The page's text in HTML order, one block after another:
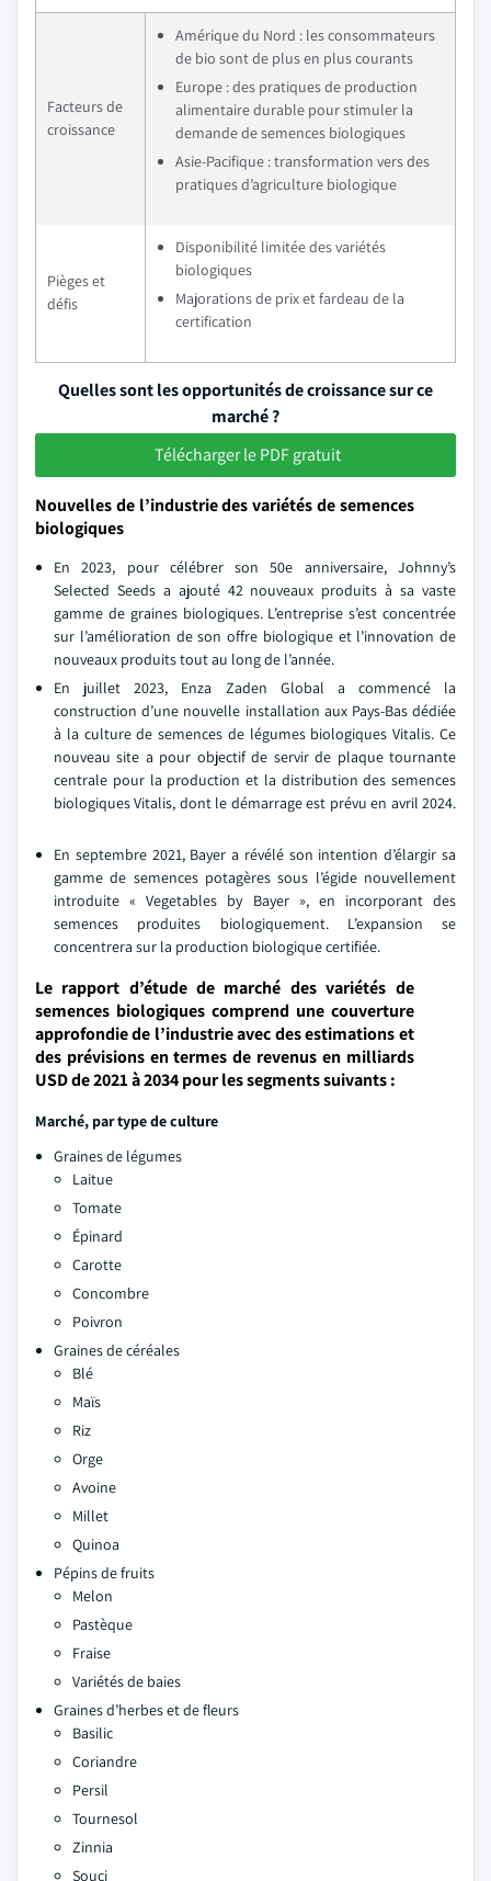
Facteurs de
croissance
Amérique du Nord : les consommateurs
de bio sont de plus en plus courants
Europe : des pratiques de production
alimentaire durable pour stimuler la
demande de semences biologiques
Asie-Pacifique : transformation vers des
pratiques d’agriculture biologique
Pièges et
défis
Disponibilité limitée des variétés
biologiques
Majorations de prix et fardeau de la
certification
Quelles sont les opportunités de croissance sur ce
marché ?
Télécharger le PDF gratuit
Nouvelles de l’industrie des variétés de semences
biologiques
En 2023, pour célébrer son 50e anniversaire, Johnny’s
Selected Seeds a ajouté 42 nouveaux produits à sa vaste
gamme de graines biologiques. L’entreprise s’est concentrée
sur l’amélioration de son offre biologique et l’innovation de
nouveaux produits tout au long de l’année.
En juillet 2023, Enza Zaden Global a commencé la
construction d’une nouvelle installation aux Pays-Bas dédiée
à la culture de semences de légumes biologiques Vitalis. Ce
nouveau site a pour objectif de servir de plaque tournante
centrale pour la production et la distribution des semences
biologiques Vitalis, dont le démarrage est prévu en avril 2024.
En septembre 2021, Bayer a révélé son intention d’élargir sa
gamme de semences potagères sous l’égide nouvellement
introduite « Vegetables by Bayer », en incorporant des
semences produites biologiquement. L’expansion se
concentrera sur la production biologique certifiée.
Le rapport d’étude de marché des variétés de
semences biologiques comprend une couverture
approfondie de l’industrie avec des estimations et
des prévisions en termes de revenus en milliards
USD de 2021 à 2034 pour les segments suivants :
Marché, par type de culture
Graines de légumes
Laitue
Tomate
Épinard
Carotte
Concombre
Poivron
Graines de céréales
Blé
Maïs
Riz
Orge
Avoine
Millet
Quinoa
Pépins de fruits
Melon
Pastèque
Fraise
Variétés de baies
Graines d’herbes et de fleurs
Basilic
Coriandre
Persil
Tournesol
Zinnia
Souci